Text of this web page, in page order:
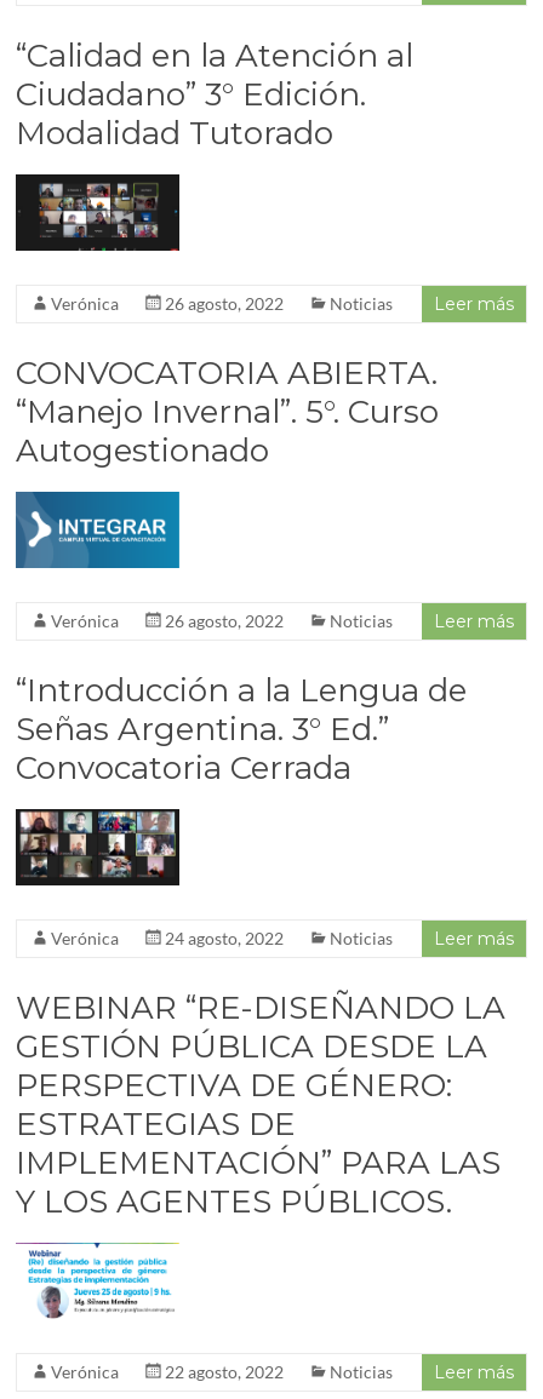
“Calidad en la Atención al
Ciudadano” 3° Edición.
Modalidad Tutorado
Verónica 26 agosto, 2022 Noticias Leer más
CONVOCATORIA ABIERTA.
“Manejo Invernal”. 5°. Curso
Autogestionado
Verónica 26 agosto, 2022 Noticias Leer más
“Introducción a la Lengua de
Señas Argentina. 3° Ed.”
Convocatoria Cerrada
Verónica 24 agosto, 2022 Noticias Leer más
WEBINAR “RE-DISEÑANDO LA
GESTIÓN PÚBLICA DESDE LA
PERSPECTIVA DE GÉNERO:
ESTRATEGIAS DE
IMPLEMENTACIÓN” PARA LAS
Y LOS AGENTES PÚBLICOS.
Verónica 22 agosto, 2022 Noticias Leer más